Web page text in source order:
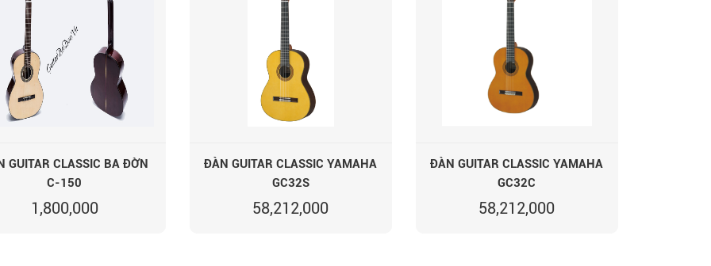
GUITAR CLASSIC BA ĐỜN
C-150
1,800,000
ĐÀN GUITAR CLASSIC YAMAHA
GC32S
58,212,000
ĐÀN GUITAR CLASSIC YAMAHA
GC32C
58,212,000